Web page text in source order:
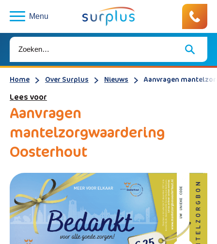
Menu
Home Over Surplus Nieuws Aanvragen
Lees voor
Aanvragen
mantelzorgwaardering
Oosterhout